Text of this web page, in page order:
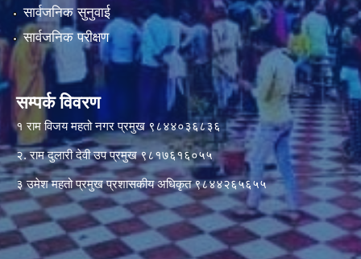
सार्वजनिक सुनुवाई
सार्वजनिक परीक्षण
सम्पर्क विवरण
१ राम विजय महतो नगर प्रमुख ९८४४०३६८३६
२. राम दुलारी देवी उप प्रमुख ९८१७६१६०५५
३ उमेश महतो प्रमुख प्रशासकीय अधिकृत ९८४४२६५६५५